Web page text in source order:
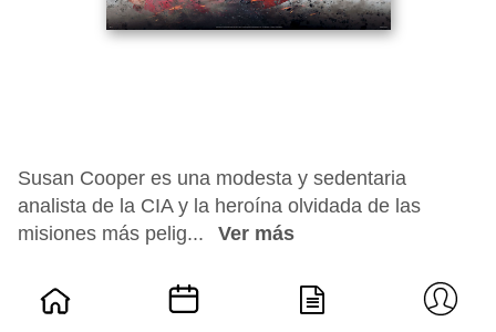
Susan Cooper es una modesta y sedentaria
analista de la CIA y la heroína olvidada de las
misiones más pelig...
Ver más